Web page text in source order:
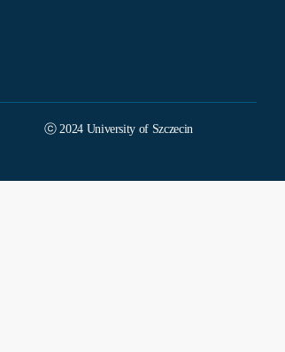
ⓒ 2024 University of Szczecin